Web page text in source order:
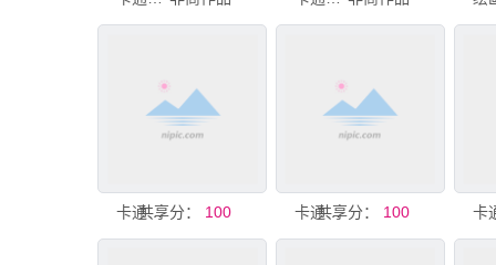
卡通背景
共享分： 100 卡通背景
共享分： 100